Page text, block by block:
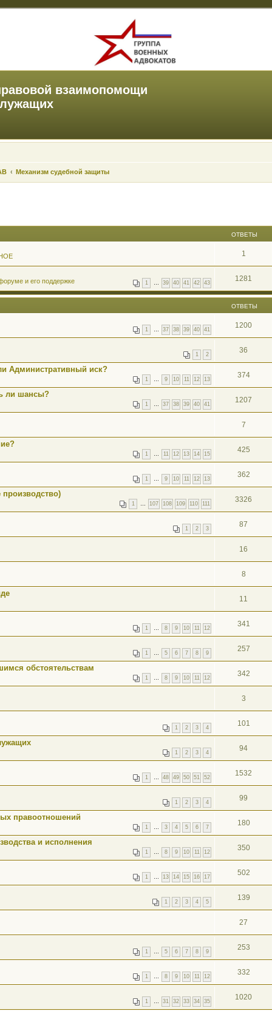
взаимопомощи
Механизм судебной защиты
ОТВЕТЫ
1
1 … 39 40 41 42 43
и его поддержке 1281
ОТВЕТЫ
1 … 37 38 39 40 41 1200
1 2 36
Административный иск?
1 … 9 10 11 12 13 374
ли шансы?
1 … 37 38 39 40 41 1207
7
1 … 11 12 13 14 15 425
1 … 9 10 11 12 13 362
1 … 107 108 109 110 111 3326
1 2 3 87
16
8
11
1 … 8 9 10 11 12 341
1 … 5 6 7 8 9 257
обстоятельствам
1 … 8 9 10 11 12 342
3
1 2 3 4 101
1 2 3 4 94
1 … 48 49 50 51 52 1532
1 2 3 4 99
правоотношений
1 … 3 4 5 6 7 180
и исполнения
1 … 8 9 10 11 12 350
1 … 13 14 15 16 17 502
1 2 3 4 5 139
27
1 … 5 6 7 8 9 253
1 … 8 9 10 11 12 332
1 … 31 32 33 34 35 1020